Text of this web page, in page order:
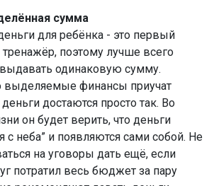
сумма
для ребёнка - это первый
поэтому лучше всего
одинаковую сумму.
выделяемые финансы приучат
достаются просто так. Во
он будет верить, что деньги
с неба” и появляются сами собой. Не
на уговоры дать ещё, если
потратил весь бюджет за пару